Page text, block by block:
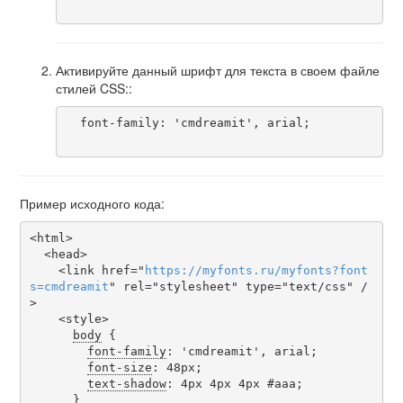
Активируйте данный шрифт для текста в своем файле
стилей CSS::
Пример исходного кода:
<html>
    <link href="
https ://myfonts . ru/myfonts?font
s=cmdreamit " rel="stylesheet" type="text/css" /
>
body {
font-family: 'cmdreamit', arial;
font-size : 48px;
text-shadow: 4px 4px 4px #aaa;